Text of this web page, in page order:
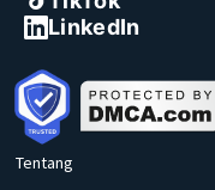
LinkedIn
Tentang